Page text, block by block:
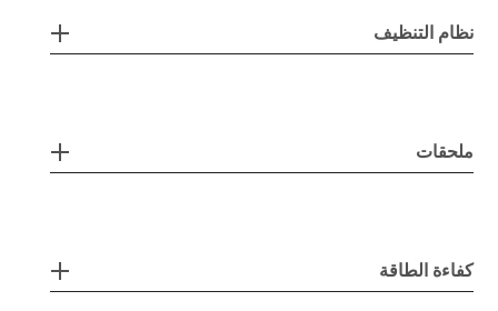
نظام التنظيف
ملحقات
كفاءة الطاقة